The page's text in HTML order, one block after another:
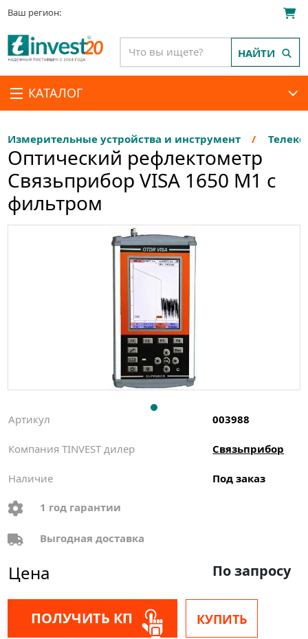
Ваш регион:
КАТАЛОГ
НАЙТИ
Измерительные устройства и инструмент
Оптический рефлектометр
Связьприбор VISA 1650 М1 с
фильтром
Артикул 003988
Компания TINVEST дилер Связьприбор
Наличие Под заказ
1 год гарантии
Выгодная доставка
Цена По запросу
ПОЛУЧИТЬ КП КУПИТЬ